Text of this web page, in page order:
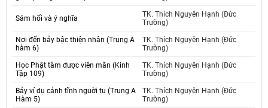
Sám hối và ý nghĩa
TK. Thích Nguyên Hạnh (Đức
Trường)
Nơi đến bảy bậc thiện nhân (Trung A
hàm 6)
TK. Thích Nguyên Hạnh (Đức
Trường)
Học Phật tâm được viên mãn (Kinh
Tập 109)
TK. Thích Nguyên Hạnh (Đức
Trường)
Bảy ví dụ cảnh tĩnh nguời tu (Trung A
Hàm 5)
TK. Thích Nguyên Hạnh (Đức
Trường)